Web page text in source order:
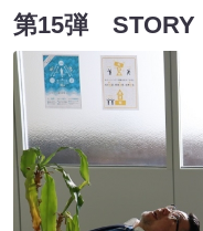
第15弾 STORY